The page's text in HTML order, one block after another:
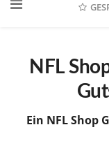
Online-
NFL
Ein NFL Shop